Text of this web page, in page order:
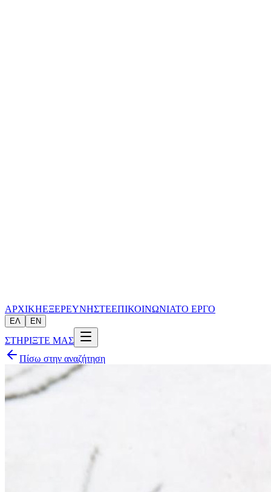
ΑΡΧΙΚΗΕΞΕΡΕΥΝΗΣΤΕΕΠΙΚΟΙΝΩΝΙΑΤΟ ΕΡΓΟ
ΕΛ EN
ΣΤΗΡΙΞΤΕ ΜΑΣ
Πίσω στην αναζήτηση